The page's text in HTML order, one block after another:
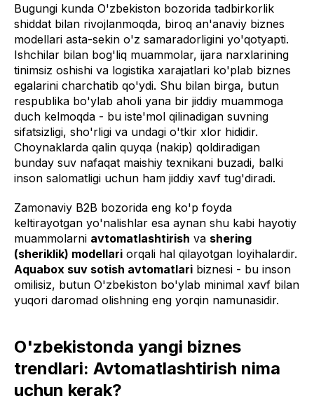
Bugungi kunda O'zbekiston bozorida tadbirkorlik
shiddat bilan rivojlanmoqda, biroq an'anaviy biznes
modellari asta-sekin o'z samaradorligini yo'qotyapti.
Ishchilar bilan bog'liq muammolar, ijara narxlarining
tinimsiz oshishi va logistika xarajatlari ko'plab biznes
egalarini charchatib qo'ydi. Shu bilan birga, butun
respublika bo'ylab aholi yana bir jiddiy muammoga
duch kelmoqda - bu iste'mol qilinadigan suvning
sifatsizligi, sho'rligi va undagi o'tkir xlor hididir.
Choynaklarda qalin quyqa (nakip) qoldiradigan
bunday suv nafaqat maishiy texnikani buzadi, balki
inson salomatligi uchun ham jiddiy xavf tug'diradi.
Zamonaviy B2B bozorida eng ko'p foyda
keltirayotgan yo'nalishlar esa aynan shu kabi hayotiy
muammolarni avtomatlashtirish va shering
(sheriklik) modellari orqali hal qilayotgan loyihalardir.
Aquabox suv sotish avtomatlari biznesi - bu inson
omilisiz, butun O'zbekiston bo'ylab minimal xavf bilan
yuqori daromad olishning eng yorqin namunasidir.
O'zbekistonda yangi biznes
trendlari: Avtomatlashtirish nima
uchun kerak?